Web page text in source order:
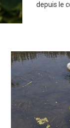
depuis le